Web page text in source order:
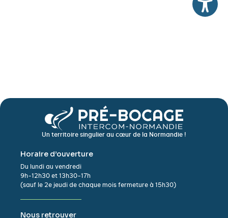
Un territoire singulier au cœur de la Normandie !
Horaire d’ouverture
Du lundi au vendredi
9h-12h30 et 13h30-17h
(sauf le 2e jeudi de chaque mois fermeture à 15h30)
Nous retrouver